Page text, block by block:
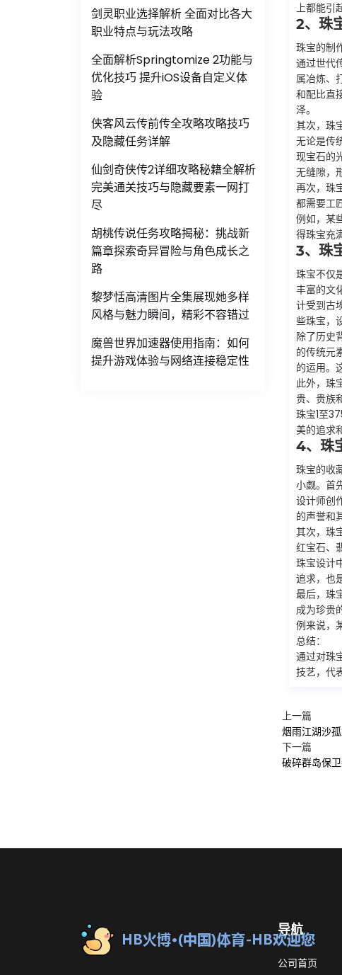
剑灵职业选择解析 全面对比各大
职业特点与玩法攻略
全面解析Springtomize 2功能与
优化技巧 提升iOS设备自定义体
验
侠客风云传前传全攻略攻略技巧
及隐藏任务详解
仙剑奇侠传2详细攻略秘籍全解析
完美通关技巧与隐藏要素一网打
尽
胡桃传说任务攻略揭秘：挑战新
篇章探索奇异冒险与角色成长之
路
黎梦恬高清图片全集展现她多样
风格与魅力瞬间，精彩不容错过
魔兽世界加速器使用指南：如何
提升游戏体验与网络连接稳定性
上都能引
2、珠
珠宝的制
通过世代
属冶炼、
和配比直
泽。
其次，珠
无论是传
现宝石的
无缝隙，
再次，珠
都需要工
例如，某
得珠宝充
3、珠
珠宝不仅
丰富的文
计受到古
些珠宝，
除了历史
的传统元
的运用。
此外，珠
贵、贵族
珠宝1至
美的追求
4、珠
珠宝的收
小觑。首
设计师创
的声誉和
其次，珠
红宝石、
珠宝设计
追求，也
最后，珠
成为珍贵
例来说，
总结：
通过对珠
技艺，代
上一篇
烟雨江湖沙
下一篇
破碎群岛保
导航
公司首页